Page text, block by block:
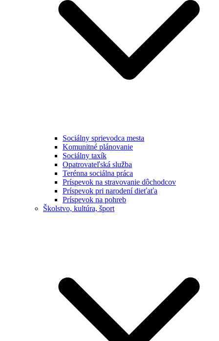
Sociálny sprievodca mesta
Komunitné plánovanie
Sociálny taxík
Opatrovateľská služba
Terénna sociálna práca
Príspevok na stravovanie dôchodcov
Príspevok pri narodení dieťaťa
Príspevok na pohreb
Školstvo, kultúra, šport